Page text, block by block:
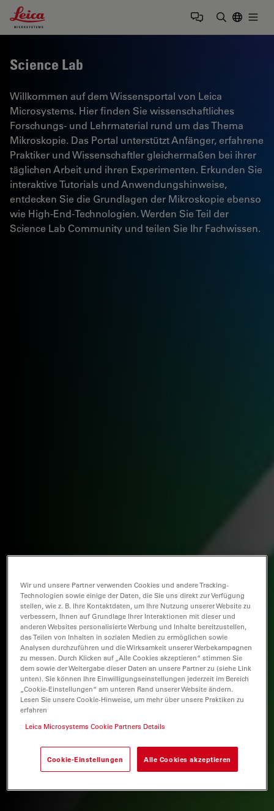
Leica Microsystems Logo
Science Lab
Willkommen auf dem Wissensportal von Leica
Microsystems. Hier finden Sie wissenschaftliches
Forschungs- und Lehrmaterial rund um das Thema
Mikroskopie. Das Portal unterstützt Anfänger, erfahrene
Praktiker und Wissenschaftler gleichermaßen bei ihrer
täglichen Arbeit und ihren Experimenten. Erkunden Sie
interaktive Tutorials und Anwendungshinweise,
entdecken Sie die Grundlagen der Mikroskopie ebenso
wie High-End-Technologien. Werden Sie Teil der
Science Lab Community und teilen Sie Ihr Fachwissen.
Wir und unsere Partner verwenden Cookies und andere Tracking-
Technologien sowie einige der Daten, die Sie uns direkt zur Verfügung
stellen, wie z. B. Ihre Kontaktdaten, um Ihre Nutzung unserer Website zu
verbessern, Ihnen auf Grundlage Ihrer Interaktionen mit dieser und
anderen Websites personalisierte Werbung und Inhalte bereitzustellen,
das Teilen von Inhalten in sozialen Medien zu ermöglichen sowie
Analysen durchzuführen und die Wirksamkeit unserer Werbekampagnen
zu messen. Durch Klicken auf „Alle Cookies akzeptieren“ stimmen Sie
dem sowie der Weitergabe dieser Daten an unsere Partner zu (siehe Link
unten). Sie können Ihre Einwilligungseinstellungen jederzeit im Bereich
„Cookie-Einstellungen“ am unteren Rand unserer Website ändern.
Lesen Sie unsere Cookie-Hinweise, um mehr über unsere Praktiken zu
erfahren
Leica Microsystems Cookie Partners Details
Cookie-Einstellungen Alle Cookies akzeptieren